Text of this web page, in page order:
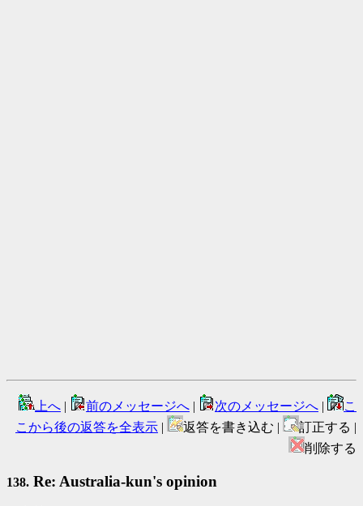
上へ | 前のメッセージへ | 次のメッセージへ |
こ
こから後の返答を全表示 | 返答を書き込む |
訂正する |
削除する
138. Re: Australia-kun's opinion